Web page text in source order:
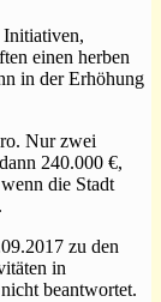
Initiativen,
einen herben
in der Erhöhung
Nur zwei
240.000 €,
die Stadt
zu den
in
beantwortet.